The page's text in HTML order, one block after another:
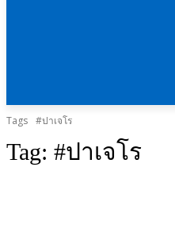
Tags #ปาเจโร
Tag: #ปาเจโร